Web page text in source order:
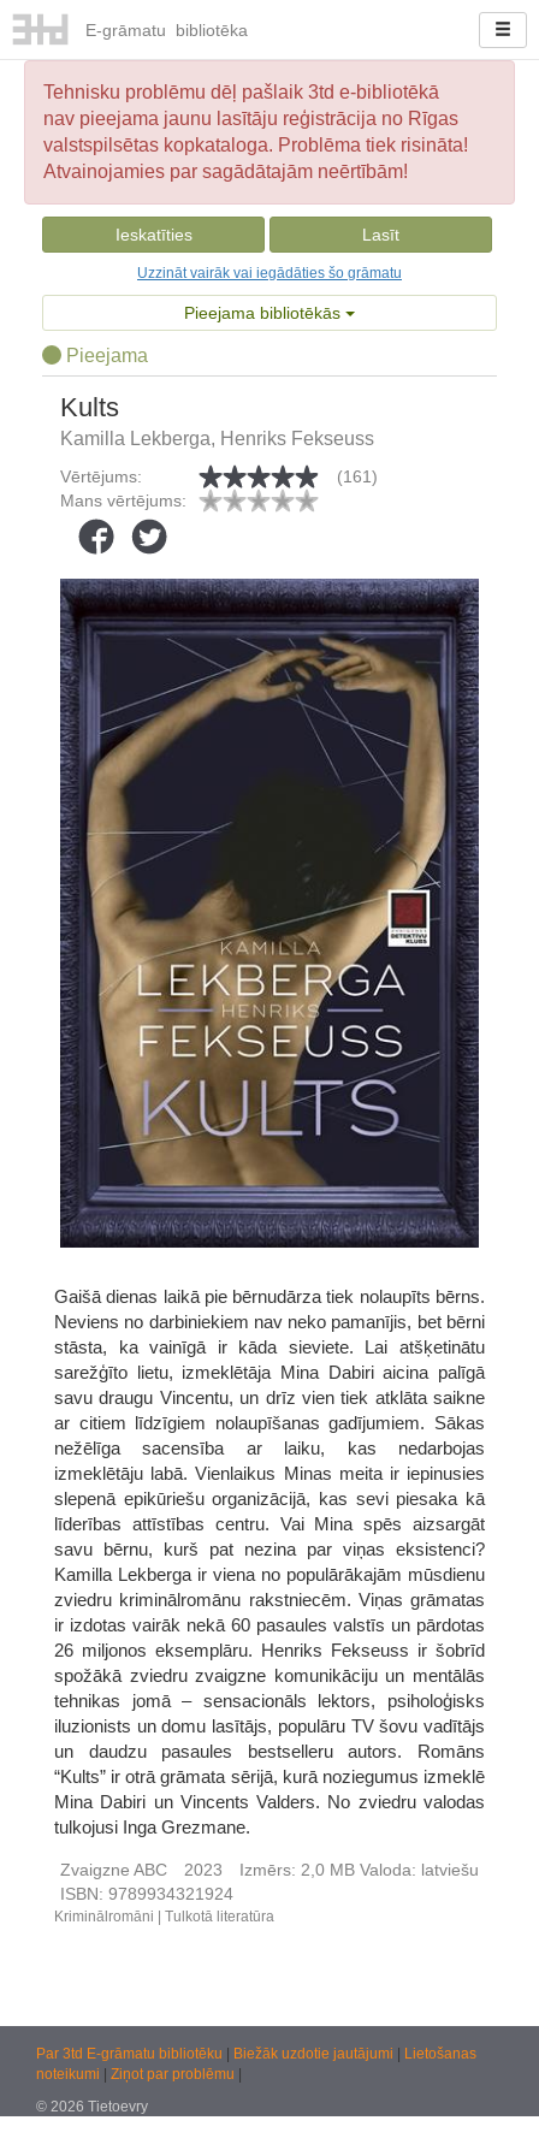
E-grāmatu bibliotēka
Tehnisku problēmu dēļ pašlaik 3td e-bibliotēkā
nav pieejama jaunu lasītāju reģistrācija no Rīgas
valstspilsētas kopkataloga. Problēma tiek risināta!
Atvainojamies par sagādātajām neērtībām!
Ieskatīties Lasīt
Uzzināt vairāk vai iegādāties šo grāmatu
Pieejama bibliotēkās
Pieejama
Kults
Kamilla Lekberga, Henriks Fekseuss
Vērtējums:
(161)
Mans vērtējums:
Gaišā dienas laikā pie bērnudārza tiek nolaupīts bērns.
Neviens no darbiniekiem nav neko pamanījis, bet bērni
stāsta, ka vainīgā ir kāda sieviete. Lai atšķetinātu
sarežģīto lietu, izmeklētāja Mina Dabiri aicina palīgā
savu draugu Vincentu, un drīz vien tiek atklāta saikne
ar citiem līdzīgiem nolaupīšanas gadījumiem. Sākas
nežēlīga sacensība ar laiku, kas nedarbojas
izmeklētāju labā. Vienlaikus Minas meita ir iepinusies
slepenā epikūriešu organizācijā, kas sevi piesaka kā
līderības attīstības centru. Vai Mina spēs aizsargāt
savu bērnu, kurš pat nezina par viņas eksistenci?
Kamilla Lekberga ir viena no populārākajām mūsdienu
zviedru kriminālromānu rakstniecēm. Viņas grāmatas
ir izdotas vairāk nekā 60 pasaules valstīs un pārdotas
26 miljonos eksemplāru. Henriks Fekseuss ir šobrīd
spožākā zviedru zvaigzne komunikāciju un mentālās
tehnikas jomā – sensacionāls lektors, psiholoģisks
iluzionists un domu lasītājs, populāru TV šovu vadītājs
un daudzu pasaules bestselleru autors. Romāns
“Kults” ir otrā grāmata sērijā, kurā noziegumus izmeklē
Mina Dabiri un Vincents Valders. No zviedru valodas
tulkojusi Inga Grezmane.
Zvaigzne ABC 2023 Izmērs: 2,0 MB Valoda: latviešu
ISBN: 9789934321924
Kriminālromāni Tulkotā literatūra
Par 3td E-grāmatu bibliotēku Biežāk uzdotie jautājumi
Lietošanas
noteikumi
Ziņot par problēmu
© 2026 Tietoevry